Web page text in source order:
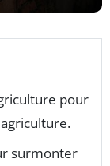
pour
surmonter